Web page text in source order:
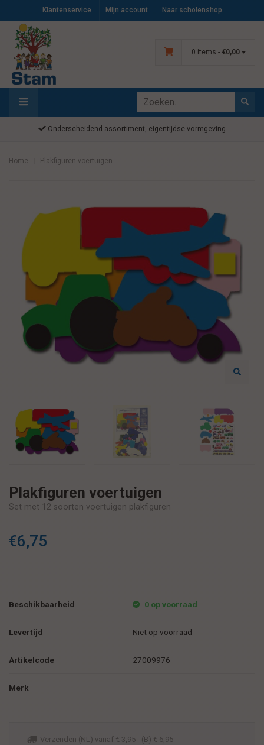
Klantenservice Mijn account Naar scholenshop
0 items - €0,00
Onderscheidend assortiment, eigentijdse vormgeving
Home Plakfiguren voertuigen
Plakfiguren voertuigen
Set met 12 soorten voertuigen plakfiguren
€6,75
Beschikbaarheid 0 op voorraad
Levertijd Niet op voorraad
Artikelcode 27009976
Merk
Verzenden (NL) vanaf € 3,95 - (B) € 6,95